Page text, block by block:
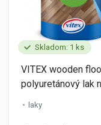
Skladom: 1 ks
VITEX wooden
polyuretánový lak
laky